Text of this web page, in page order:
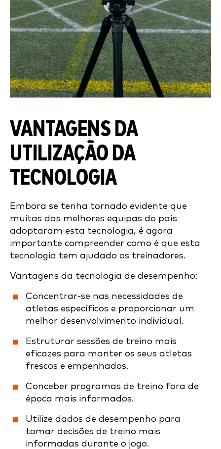
VANTAGENS DA
UTILIZAÇÃO DA
TECNOLOGIA
Embora se tenha tornado evidente que
muitas das melhores equipas do país
adoptaram esta tecnologia, é agora
importante compreender como é que esta
tecnologia tem ajudado os treinadores.
Vantagens da tecnologia de desempenho:
Concentrar-se nas necessidades de
atletas específicos e proporcionar um
melhor desenvolvimento individual.
Estruturar sessões de treino mais
eficazes para manter os seus atletas
frescos e empenhados.
Conceber programas de treino fora de
época mais informados.
Utilize dados de desempenho para
tomar decisões de treino mais
informadas durante o jogo.